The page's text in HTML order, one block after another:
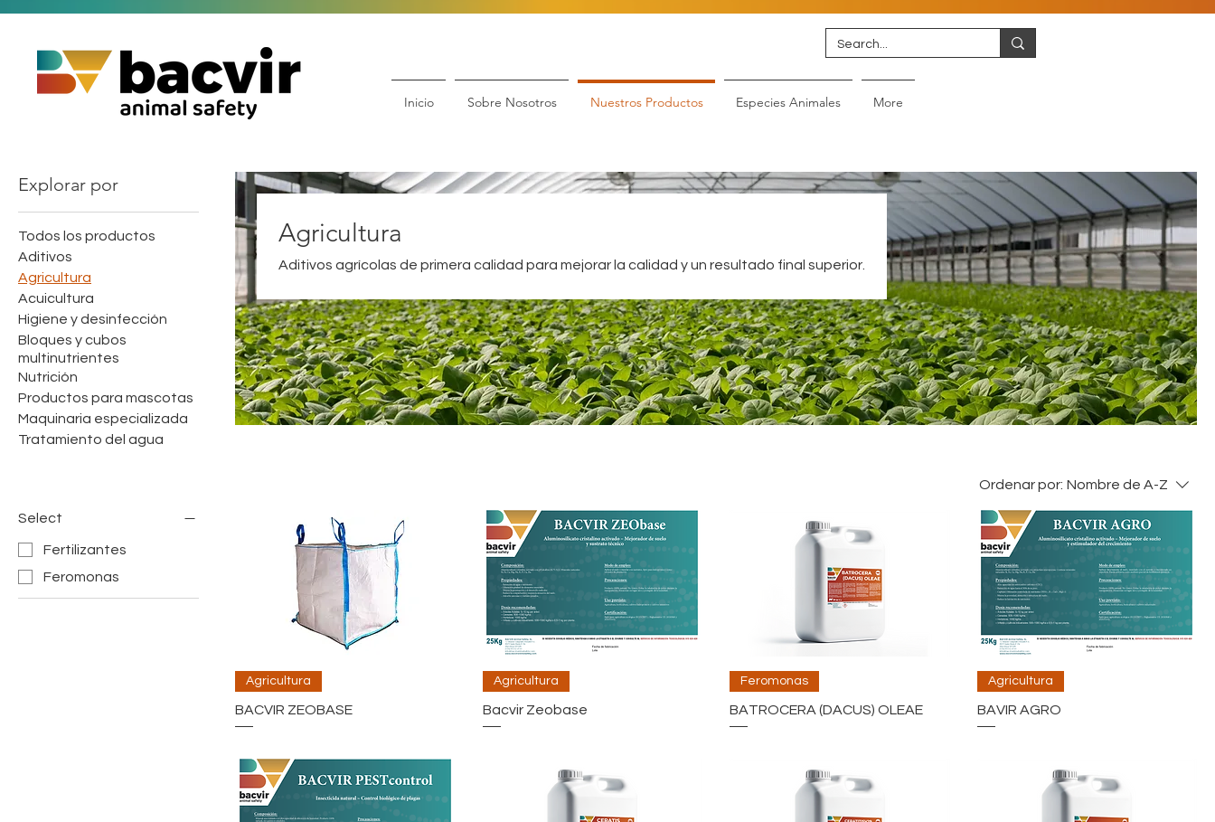
Inicio Sobre Nosotros Nuestros Productos Especies Animales More
Explorar por
Todos los productos
Aditivos
Agricultura
Acuicultura
Higiene y desinfección
Bloques y cubos
multinutrientes
Nutrición
Productos para mascotas
Maquinaria especializada
Tratamiento del agua
Select
Fertilizantes
Feromonas
Agricultura
Aditivos agrícolas de primera calidad para mejorar la calidad y un resultado final superior.
Ordenar por: Nombre de A-Z
Agricultura
BACVIR ZEOBASE
Agricultura
Bacvir Zeobase
Feromonas
BATROCERA (DACUS) OLEAE
Agricultura
BAVIR AGRO